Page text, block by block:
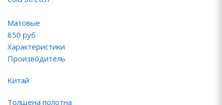
Матовые
850 руб
Характеристики
Производитель
Kитай
Толщена полотна